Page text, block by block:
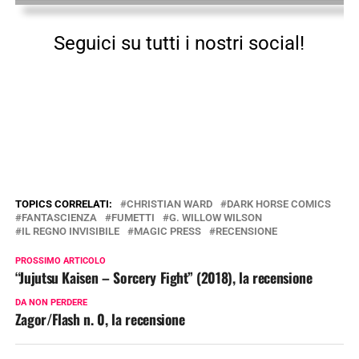
Seguici su tutti i nostri social!
TOPICS CORRELATI: CHRISTIAN WARD
DARK HORSE COMICS
FANTASCIENZA
FUMETTI
G. WILLOW WILSON
IL REGNO INVISIBILE
MAGIC PRESS RECENSIONE
PROSSIMO ARTICOLO
“Jujutsu Kaisen – Sorcery Fight” (2018), la recensione
DA NON PERDERE
Zagor/Flash n. 0, la recensione